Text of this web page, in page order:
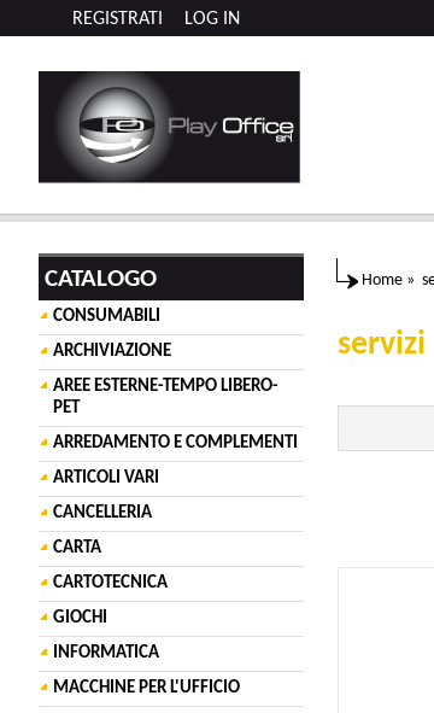
LOG IN
REGISTRATI
CATALOGO
CONSUMABILI
ARCHIVIAZIONE
AREE ESTERNE-TEMPO LIBERO-
PET
ARREDAMENTO E COMPLEMENTI
ARTICOLI VARI
CANCELLERIA
CARTA
CARTOTECNICA
GIOCHI
INFORMATICA
MACCHINE PER L'UFFICIO
Home »
servizi